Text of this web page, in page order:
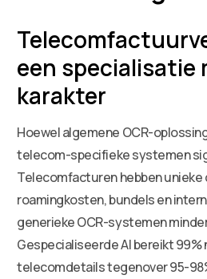
een specialisatie
karakter
Hoewel algemene OCR-
telecom-specifieke systemen
Telecomfacturen hebben
roamingkosten, bundels en
generieke OCR-systemen
Gespecialiseerde AI bereikt
telecomdetails tegenover 95-